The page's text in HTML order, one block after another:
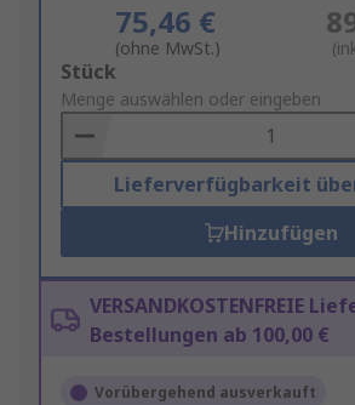
75,46 €
(ohne MwSt.)
Add
to
Basket
Stück
Menge auswählen oder eingeben
Lieferverfügbarkeit
Hinzufügen
VERSANDKOSTENFREIE
Bestellungen ab 100,00 €
Vorübergehend ausverkauft